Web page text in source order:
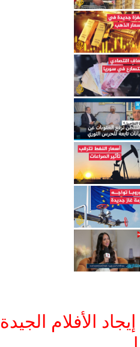
الأفلام الجيدة